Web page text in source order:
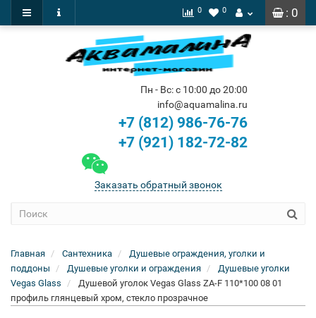
: 0
0 0
Пн - Вс: с 10:00 до 20:00
info@aquamalina.ru
+7 (812) 986-76-76
+7 (921) 182-72-82
Заказать обратный звонок
Главная Сантехника
Душевые ограждения, уголки и
поддоны
Душевые уголки и ограждения
Душевые уголки
Vegas Glass
Душевой уголок Vegas Glass ZA-F 110*100 08 01
профиль глянцевый хром, стекло прозрачное